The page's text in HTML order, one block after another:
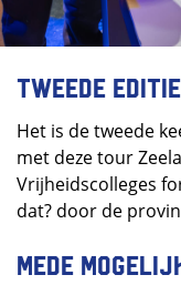
Tweede editie
Het is de tweede
met deze tour
Vrijheidscolleges
dat? door de
Mede